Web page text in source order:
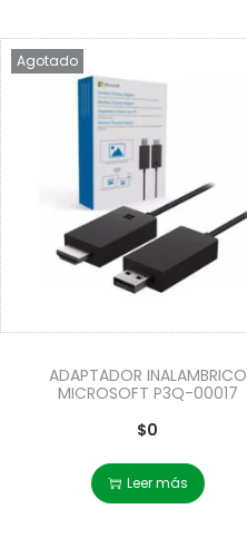
Agotado
ADAPTADOR INALAMBRICO
MICROSOFT P3Q-00017
$0
Leer más